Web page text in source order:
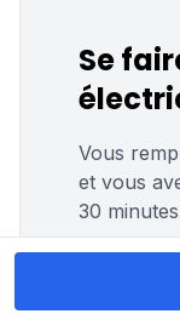
Se
Vous
et vous
30
Problème